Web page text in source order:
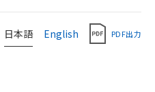
日本語 English PDF出力